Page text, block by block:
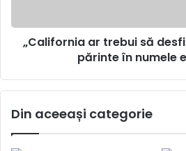
în
numele
„California ar trebui să
părinte în numele
Din aceeași categorie